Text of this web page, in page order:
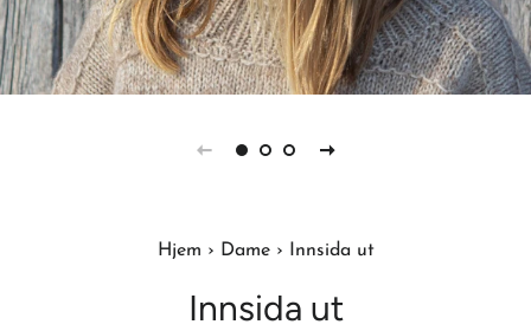
Hjem › Dame › Innsida ut
Innsida ut